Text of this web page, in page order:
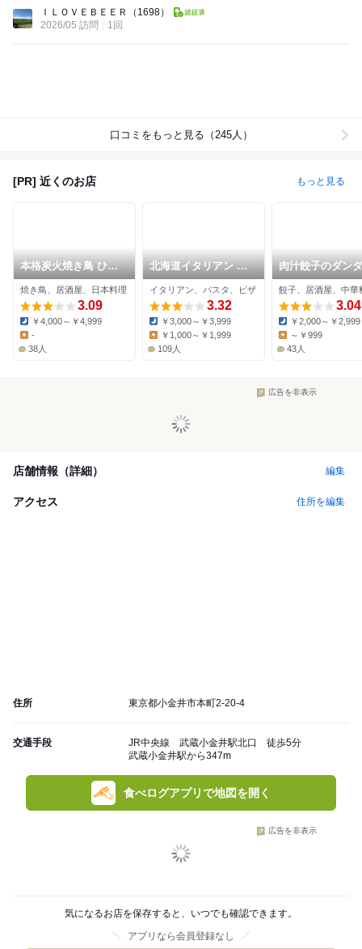
ＩＬＯＶＥＢＥＥＲ
（1698）
2026/05 訪問
1回
口コミをもっと見る（245人）
[PR] 近くのお店 もっと見る
本格炭火焼き鳥 ひろ
や
焼き鳥、居酒屋、日本料理
3.09
Dinner:
￥4,000～￥4,999
Lunch:
-
38人
北海道イタリアン ミ
アボッカ nonowa武
蔵小金井店
イタリアン、パスタ、ピザ
3.32
Dinner:
￥3,000～￥3,999
￥1,000～￥1,999
109人
肉汁餃子のダン
武蔵小金井店
餃子、居酒屋、中華
3.04
Dinner:
￥2,000～￥2,999
Lunch:
～￥999
43人
広告を非表示
店舗情報（詳細） 編集
アクセス 住所を編集
住所 東京都小金井市本町2-20-4
交通手段
JR中央線 武蔵小金井駅北口 徒歩5分
武蔵小金井駅から347m
食べログアプリで地図を開く
広告を非表示
気になるお店を保存すると、いつでも確認できます。
アプリなら会員登録なし